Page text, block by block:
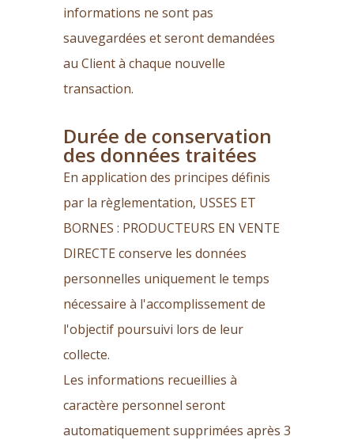
informations ne sont pas
sauvegardées et seront demandées
au Client à chaque nouvelle
transaction.
Durée de conservation
des données traitées
En application des principes définis
par la règlementation, USSES ET
BORNES : PRODUCTEURS EN VENTE
DIRECTE conserve les données
personnelles uniquement le temps
nécessaire à l'accomplissement de
l'objectif poursuivi lors de leur
collecte.
Les informations recueillies à
caractère personnel seront
automatiquement supprimées après 3